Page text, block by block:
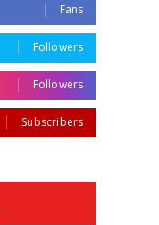
Fans
Followers
Followers
Subscribers